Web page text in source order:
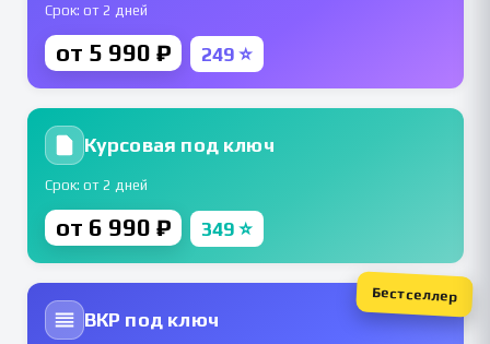
Срок: от 2 дней
от 5 990 ₽ 249 ⭐
Курсовая под ключ
Срок: от 2 дней
от 6 990 ₽ 349 ⭐
ВКР под ключ
Бестселлер